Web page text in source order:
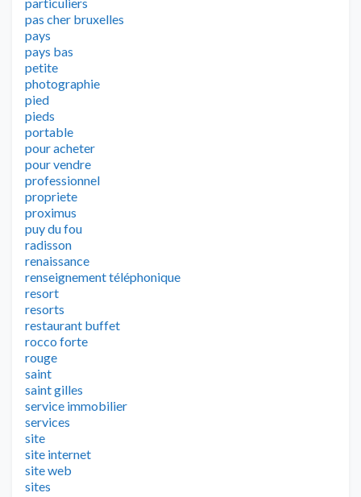
pas cher bruxelles
pays
pays bas
petite
photographie
pied
pieds
portable
pour acheter
pour vendre
professionnel
propriete
proximus
puy du fou
radisson
renaissance
renseignement téléphonique
resort
resorts
restaurant buffet
rocco forte
rouge
saint
saint gilles
service immobilier
services
site
site internet
site web
sites